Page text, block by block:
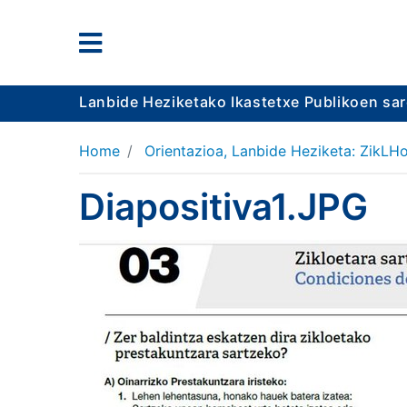
Lanbide Heziketako Ikastetxe Publikoen
Home Orientazioa, Lanbide Heziketa:
Diapositiva1.JPG